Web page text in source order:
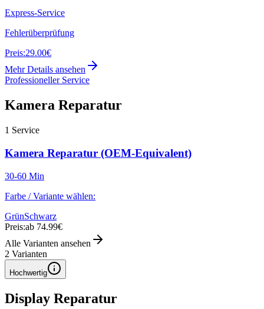
Express-Service
Fehlerüberprüfung
Preis:29.00€
Mehr Details ansehen
Professioneller Service
Kamera Reparatur
1 Service
Kamera Reparatur (OEM-Equivalent)
30-60 Min
Farbe / Variante wählen:
GrünSchwarz
Preis:ab 74.99€
Alle Varianten ansehen
2 Varianten
Hochwertig
Display Reparatur